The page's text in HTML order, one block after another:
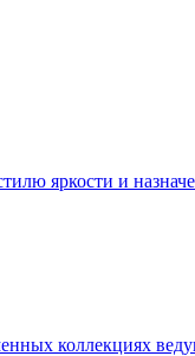
яркости и
коллекциях